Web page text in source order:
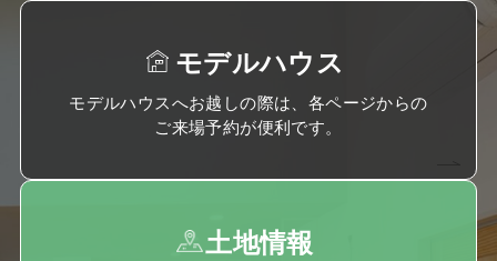
モデルハウス
モデルハウスへお越しの際は、各ページからの
ご来場予約が便利です。
土地情報